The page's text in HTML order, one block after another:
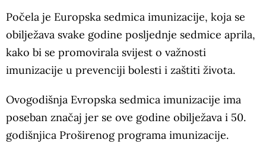
Počela je Europska sedmica imunizacije, koja se
obilježava svake godine posljednje sedmice aprila,
kako bi se promovirala svijest o važnosti
imunizacije u prevenciji bolesti i zaštiti života.
Ovogodišnja Evropska sedmica imunizacije ima
poseban značaj jer se ove godine obilježava i 50.
godišnjica Proširenog programa imunizacije.